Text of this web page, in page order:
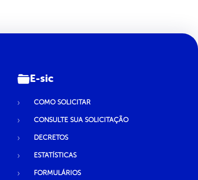
E-sic
COMO SOLICITAR
CONSULTE SUA SOLICITAÇÃO
DECRETOS
ESTATÍSTICAS
FORMULÁRIOS